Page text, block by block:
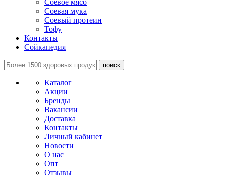
Соевая мука
Соевый протеин
Тофу
Контакты
Сойкапедия
поиск
Каталог
Акции
Бренды
Вакансии
Доставка
Контакты
Личный кабинет
Новости
О нас
Опт
Отзывы